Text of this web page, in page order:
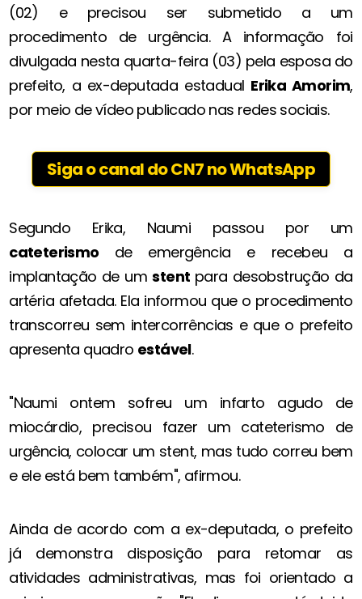
(02) e precisou ser submetido a um
procedimento de urgência. A informação foi
divulgada nesta quarta-feira (03) pela esposa do
prefeito, a ex-deputada estadual Erika Amorim,
por meio de vídeo publicado nas redes sociais.
Siga o canal do CN7 no WhatsApp
Segundo Erika, Naumi passou por um
cateterismo de emergência e recebeu a
implantação de umstent para desobstrução da
artéria afetada. Ela informou que o procedimento
transcorreu sem intercorrências e que o prefeito
apresenta quadro estável.
"Naumi ontem sofreu um infarto agudo de
miocárdio, precisou fazer um cateterismo de
urgência, colocar um stent, mas tudo correu bem
e ele está bem também", afirmou.
Ainda de acordo com a ex-deputada, o prefeito
já demonstra disposição para retomar as
atividades administrativas, mas foi orientado a